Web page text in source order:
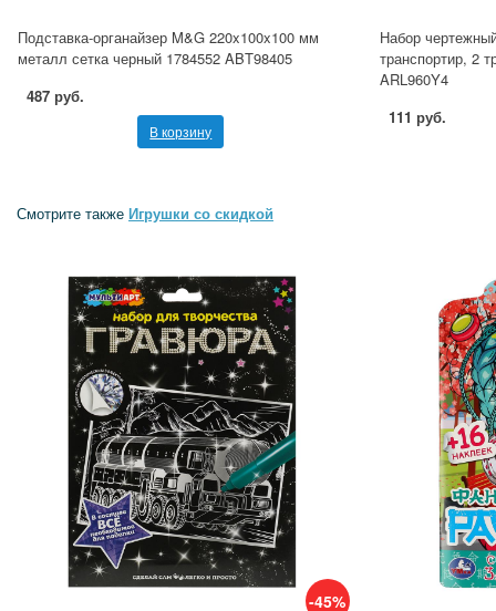
Подставка-органайзер M&G 220x100x100 мм
металл сетка черный 1784552 ABT98405
487 руб.
В корзину
Набор
транспортир, 2
ARL960Y4
111 руб.
Смотрите также Игрушки со скидкой
-45%